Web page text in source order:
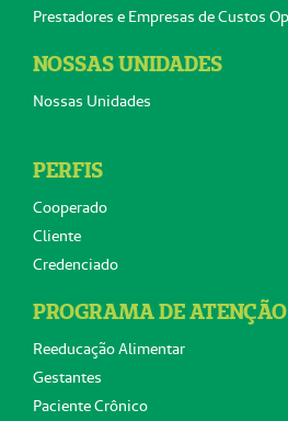
Prestadores e Empresas de Custos
NOSSAS UNIDADES
Nossas Unidades
PERFIS
Cooperado
Cliente
Credenciado
PROGRAMA DE
Reeducação Alimentar
Gestantes
Paciente Crônico